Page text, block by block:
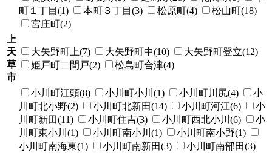
町１丁目(1)
本町３丁目(3) 松原町(4)
松山町(18)
宮庄町(2)
上
天
草
市
大矢野町上(7) 大矢野町中(10)
大矢野町登立(12)
姫戸町二間戸(2)
松島町合津(4)
小川町江頭(8) 小川町小川(1) 小川町川尻(4)
小
川町北小野(2)
小川町北新田(14) 小川町河江(6)
小
川町新田(11)
小川町住吉(3) 小川町西北小川(6)
小
川町東小川(1)
小川町南小川(1)
小川町南小野(1)
小川町南海東(1)
小川町南新田(3)
小川町南部田(3)